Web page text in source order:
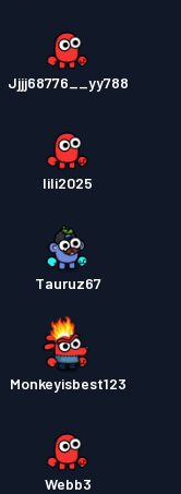
Jjjj68776__yy788
Iili2025
Tauruz67
Monkeyisbest123
Webb3